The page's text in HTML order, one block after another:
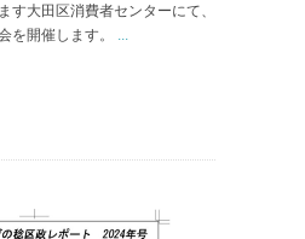
す大田区消費者センターにて、
を開催します。